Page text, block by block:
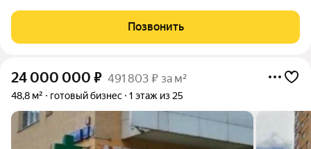
кв.м на первом этаже с действующим Арендатором -
фeдеральнaя сеть аптeк ВитаЭкспресс ( МAП
Позвонить
24 000 000 ₽ 491 803 ₽ за м²
48,8 м² готовый бизнес 1 этаж из 25